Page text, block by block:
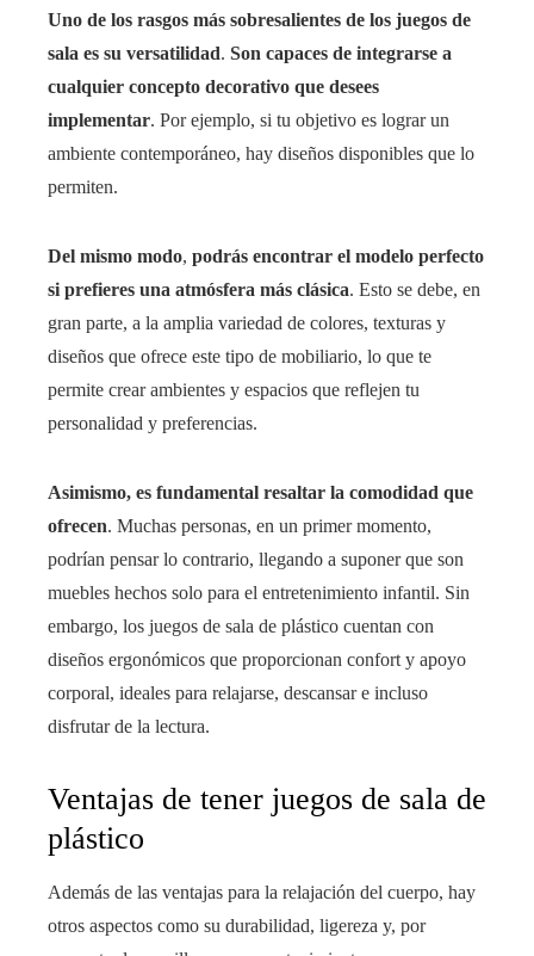
Uno de los rasgos más sobresalientes de los juegos de
sala es su versatilidad. Son capaces de integrarse a
cualquier concepto decorativo que desees
implementar. Por ejemplo, si tu objetivo es lograr un
ambiente contemporáneo, hay diseños disponibles que lo
permiten.
Del mismo modo, podrás encontrar el modelo perfecto
si prefieres una atmósfera más clásica. Esto se debe, en
gran parte, a la amplia variedad de colores, texturas y
diseños que ofrece este tipo de mobiliario, lo que te
permite crear ambientes y espacios que reflejen tu
personalidad y preferencias.
Asimismo, es fundamental resaltar la comodidad que
ofrecen. Muchas personas, en un primer momento,
podrían pensar lo contrario, llegando a suponer que son
muebles hechos solo para el entretenimiento infantil. Sin
embargo, los juegos de sala de plástico cuentan con
diseños ergonómicos que proporcionan confort y apoyo
corporal, ideales para relajarse, descansar e incluso
disfrutar de la lectura.
Ventajas de tener juegos de sala de
plástico
Además de las ventajas para la relajación del cuerpo, hay
otros aspectos como su durabilidad, ligereza y, por